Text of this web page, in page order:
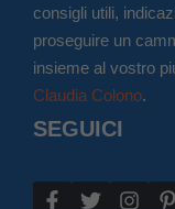
consigli utili,
proseguire un
insieme al vostro
Claudia Colono.
SEGUICI